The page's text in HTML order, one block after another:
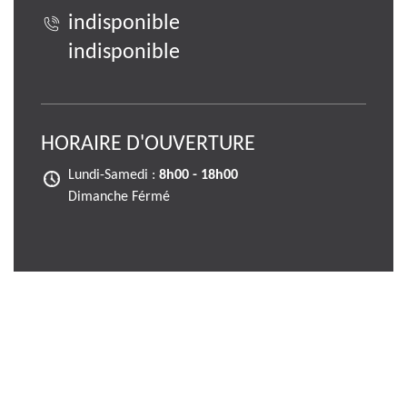
indisponible
indisponible
HORAIRE D'OUVERTURE
Lundi-Samedi : 8h00 - 18h00
Dimanche Férmé